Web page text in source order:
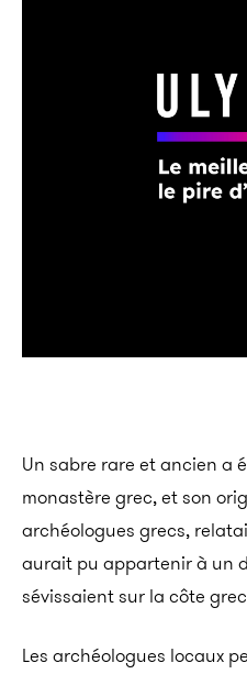
Un sabre rare et ancien a
monastère grec, et son
archéologues grecs,
aurait pu appartenir à un
sévissaient sur la côte
Les archéologues locaux